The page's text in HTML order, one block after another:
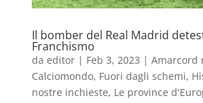
Il bomber del Real Madrid
Franchismo
da editor| Feb 3, 2023 | Amarcord
Calciomondo, Fuori dagli schemi,
nostre inchieste, Le province